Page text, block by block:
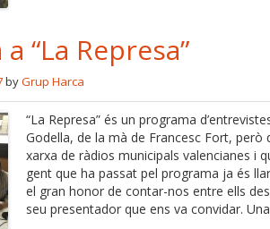
“La Represa”
byGrup Harca
“La Represa” és un programa
Godella, de la mà de Francesc Fort, però
xarxa de ràdios municipals valencianes i
gent que ha passat pel programa ja és
el gran honor de contar-nos entre ells
seu presentador que ens va convidar.